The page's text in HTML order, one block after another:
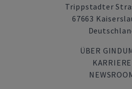
Trippstadter
67663
ÜBER
KARRIERE